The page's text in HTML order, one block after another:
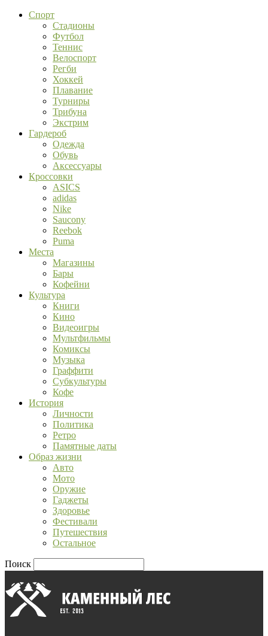
Спорт
Стадионы
Футбол
Теннис
Велоспорт
Регби
Хоккей
Плавание
Турниры
Трибуна
Экстрим
Гардероб
Одежда
Обувь
Аксессуары
Кроссовки
ASICS
adidas
Nike
Saucony
Reebok
Puma
Места
Магазины
Бары
Кофейни
Культура
Книги
Кино
Видеоигры
Мультфильмы
Комиксы
Музыка
Граффити
Субкультуры
Кофе
История
Личности
Политика
Ретро
Памятные даты
Образ жизни
Авто
Мото
Оружие
Гаджеты
Здоровье
Фестивали
Путешествия
Остальное
Поиск